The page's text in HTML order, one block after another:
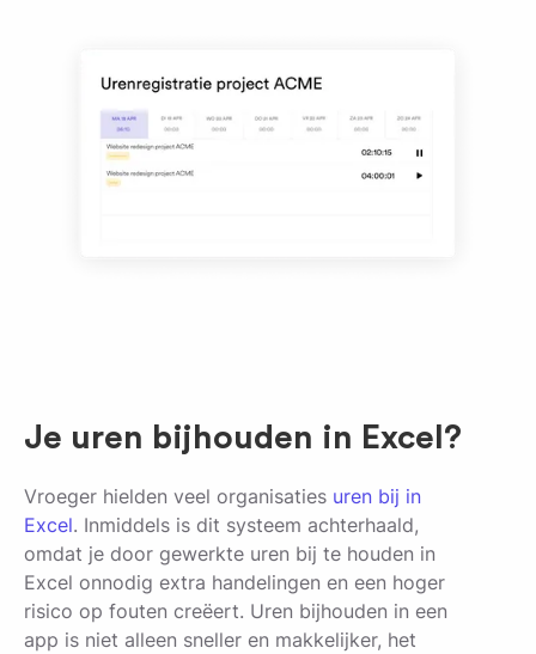
Je uren bijhouden in Excel?
Vroeger hielden veel organisaties uren bij in
Excel. Inmiddels is dit systeem achterhaald,
omdat je door gewerkte uren bij te houden in
Excel onnodig extra handelingen en een hoger
risico op fouten creëert. Uren bijhouden in een
app is niet alleen sneller en makkelijker, het